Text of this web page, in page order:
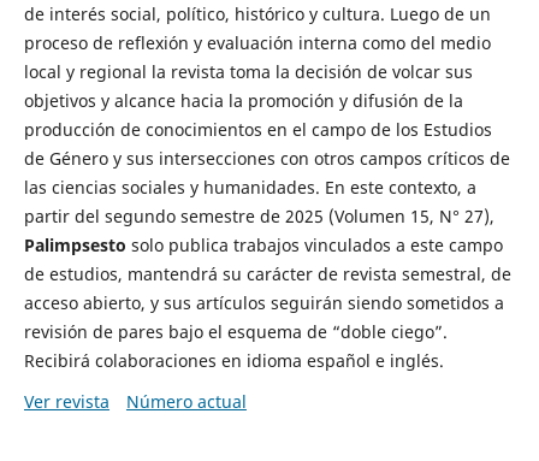
de interés social, político, histórico y cultura. Luego de un
proceso de reflexión y evaluación interna como del medio
local y regional la revista toma la decisión de volcar sus
objetivos y alcance hacia la promoción y difusión de la
producción de conocimientos en el campo de los Estudios
de Género y sus intersecciones con otros campos críticos de
las ciencias sociales y humanidades. En este contexto, a
partir del segundo semestre de 2025 (Volumen 15, N° 27),
Palimpsesto solo publica trabajos vinculados a este campo
de estudios, mantendrá su carácter de revista semestral, de
acceso abierto, y sus artículos seguirán siendo sometidos a
revisión de pares bajo el esquema de “doble ciego”.
Recibirá colaboraciones en idioma español e inglés.
Ver revista
Número actual